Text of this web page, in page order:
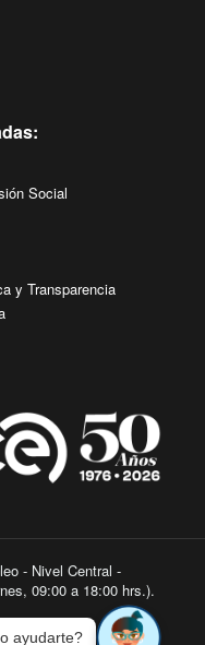
Social
y Transparencia
- Nivel Central -
09:00 a 18:00 hrs.).
ayudarte?